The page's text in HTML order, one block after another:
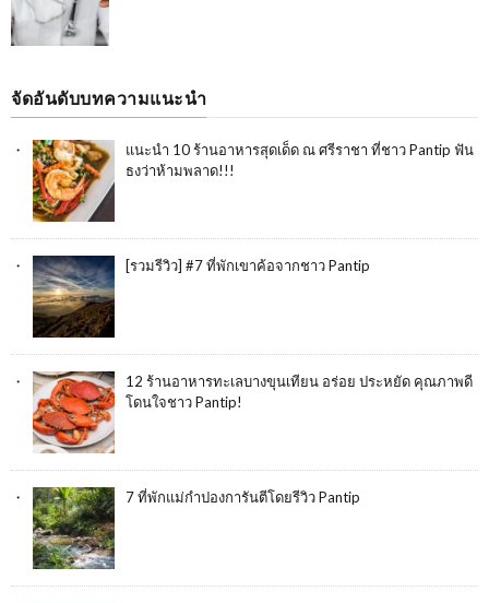
จัดอันดับบทความแนะนำ
แนะนำ 10 ร้านอาหารสุดเด็ด ณ ศรีราชา ที่ชาว Pantip ฟัน
ธงว่าห้ามพลาด!!!
[รวมรีวิว] #7 ที่พักเขาค้อจากชาว Pantip
12 ร้านอาหารทะเลบางขุนเทียน อร่อย ประหยัด คุณภาพดี
โดนใจชาว Pantip!
7 ที่พักแม่กำปองการันตีโดยรีวิว Pantip